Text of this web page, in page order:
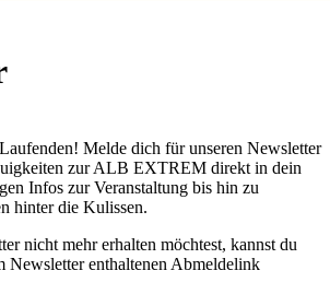
Melde dich für unseren Newsletter
zur ALB EXTREM direkt in dein
Infos zur Veranstaltung bis hin zu
hinter die Kulissen.
nicht mehr erhalten möchtest, kannst du
Newsletter enthaltenen Abmeldelink